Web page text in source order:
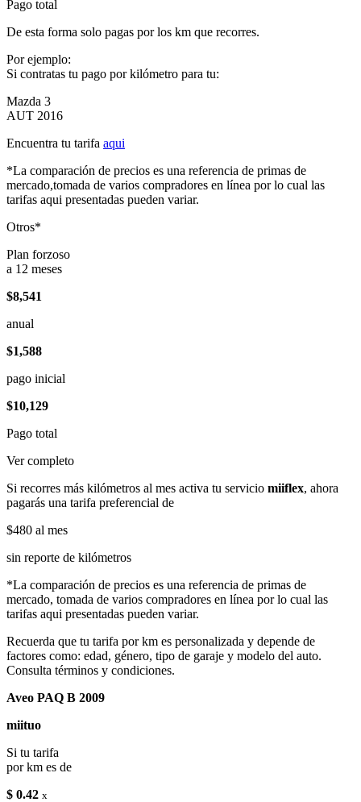
Pago total
De esta forma solo pagas por los km que recorres.
Por ejemplo:
Si contratas tu pago por kilómetro para tu:
Mazda 3
AUT 2016
Encuentra tu tarifa aqui
*La comparación de precios es una referencia de primas de
mercado,tomada de varios compradores en línea por lo cual las
tarifas aqui presentadas pueden variar.
Otros*
Plan forzoso
a 12 meses
$8,541
anual
$1,588
pago inicial
$10,129
Pago total
Ver completo
Si recorres más kilómetros al mes activa tu servicio miiflex, ahora
pagarás una tarifa preferencial de
$480 al mes
sin reporte de kilómetros
*La comparación de precios es una referencia de primas de
mercado, tomada de varios compradores en línea por lo cual las
tarifas aqui presentadas pueden variar.
Recuerda que tu tarifa por km es personalizada y depende de
factores como: edad, género, tipo de garaje y modelo del auto.
Consulta términos y condiciones.
Aveo PAQ B 2009
miituo
Si tu tarifa
por km es de
$ 0.42 x